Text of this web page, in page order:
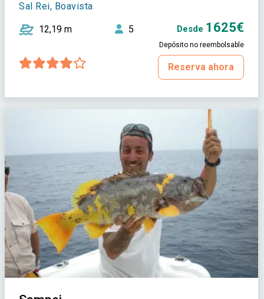
Sal Rei, Boavista
12,19 m 5 Desde 1625€
Depósito no reembolsable
Reserva ahora